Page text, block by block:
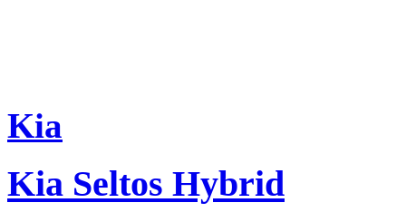
Kia
Kia Seltos Hybrid